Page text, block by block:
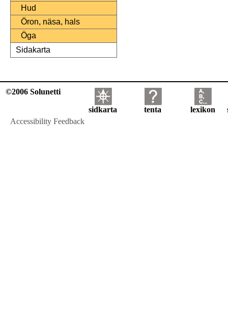
Hud
Öron, näsa, hals
Öga
Sidakarta
©2006 Solunetti
sidkarta tenta lexikon
Accessibility Feedback